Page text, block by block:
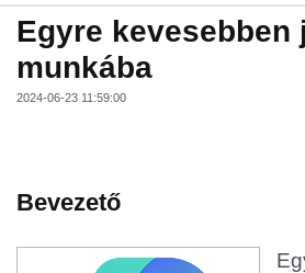
Egyre
munkába
2024-06-23 11:59:00
Bevezető